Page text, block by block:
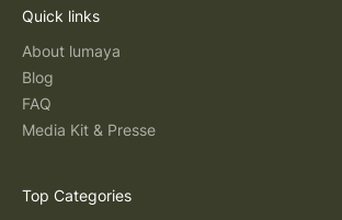
Quick links
About lumaya
Blog
FAQ
Media Kit & Presse
Top Categories